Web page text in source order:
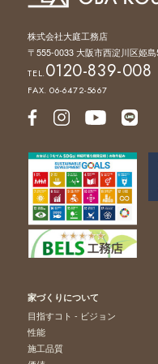
株式会社大庭工務店
〒555-0033 大阪市西淀川区姫
TEL.0120-839-008
FAX. 06-6472-5667
家づくりについて
目指すコト - ビジョン
性能
施工品質